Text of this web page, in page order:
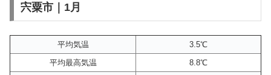
宍粟市｜1月
平均気温
3.5℃
平均最高気温
8.8℃